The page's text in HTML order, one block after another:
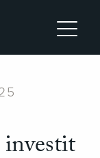
investit